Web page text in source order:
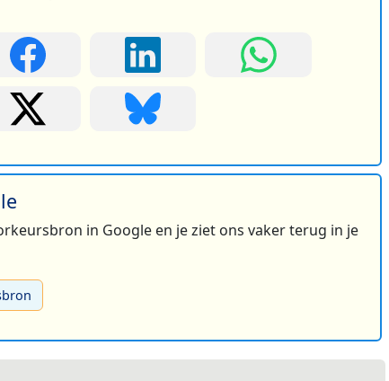
in Google en je ziet ons vaker terug in je